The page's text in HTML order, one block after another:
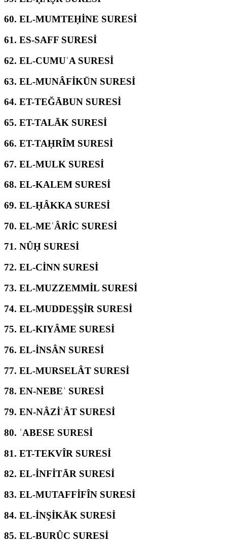
60. EL-MUMTEḤİNE SURESİ
61. ES-SAFF SURESİ
62. EL-CUMUʿA SURESİ
63. EL-MUNÂFİKŪN SURESİ
64. ET-TEĞĀBUN SURESİ
65. ET-TALĀK SURESİ
66. ET-TAḤRÎM SURESİ
67. EL-MULK SURESİ
68. EL-KALEM SURESİ
69. EL-ḤÂKKA SURESİ
70. EL-MEʿÂRİC SURESİ
71. NÛḤ SURESİ
72. EL-CİNN SURESİ
73. EL-MUZZEMMİL SURESİ
74. EL-MUDDES̱S̱İR SURESİ
75. EL-KIYÂME SURESİ
76. EL-İNSÂN SURESİ
77. EL-MURSELÂT SURESİ
78. EN-NEBEʾ SURESİ
79. EN-NÂZİʿÂT SURESİ
80. ʿABESE SURESİ
81. ET-TEKVÎR SURESİ
82. EL-İNFİTĀR SURESİ
83. EL-MUTAFFİFÎN SURESİ
84. EL-İNŞİKĀK SURESİ
85. EL-BURÛC SURESİ